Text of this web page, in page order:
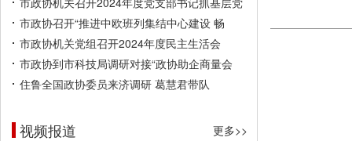
市政协召开“推进中欧班列集结中心建设 畅
市政协机关党组召开2024年度民主生活会
市政协到市科技局调研对接“政协助企商量会
住鲁全国政协委员来济调研 葛慧君带队
视频报道 更多>>